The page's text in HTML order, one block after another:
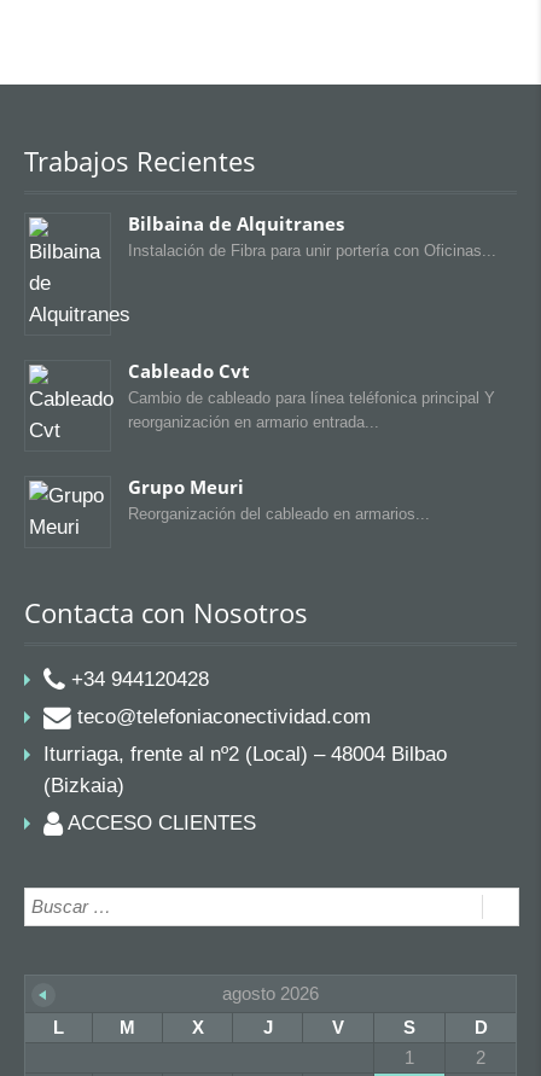
Trabajos Recientes
Bilbaina de Alquitranes
Instalación de Fibra para unir portería con Oficinas
Cableado Cvt
Cambio de cableado para línea teléfonica principal Y
reorganización en armario entrada
Grupo Meuri
Reorganización del cableado en armarios
Contacta con Nosotros
+34 944120428
teco@telefoniaconectividad.com
Iturriaga, frente al nº2 (Local) – 48004 Bilbao
(Bizkaia)
ACCESO CLIENTES
agosto 2026
L
M X J V S
D
1
2